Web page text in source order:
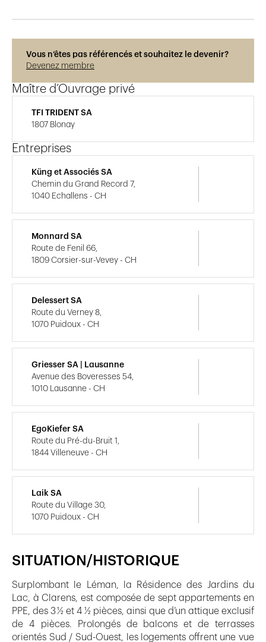
SITUATION/HISTORIQUE
Surplombant le Léman, la Résidence des Jardins du
Lac, à Clarens, est composée de sept appartements en
PPE, des 3 ½ et 4 ½ pièces, ainsi que d’un attique exclusif
de 4 pièces. Prolongés de balcons et de terrasses
orientés Sud / Sud-Ouest, les logements offrent une vue
Vous n’êtes pas référencés et souhaitez le devenir?
Devenez membre
Maître d’Ouvrage privé
TFI TRIDENT SA
1807 Blonay
Entreprises
Küng et Associés SA
Chemin du Grand Record 7,
1040 Echallens - CH
Monnard SA
Route de Fenil 66,
1809 Corsier-sur-Vevey - CH
Delessert SA
Route du Verney 8,
1070 Puidoux - CH
Griesser SA | Lausanne
Avenue des Boveresses 54,
1010 Lausanne - CH
EgoKiefer SA
Route du Pré-du-Bruit 1,
1844 Villeneuve - CH
Laik SA
Route du Village 30,
1070 Puidoux - CH